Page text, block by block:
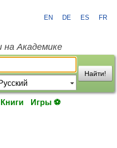
EN DE ES FR
на Академике
Найти!
Книги Игры ⚽